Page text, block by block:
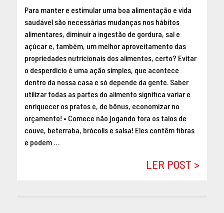
Para manter e estimular uma boa alimentação e vida
saudável são necessárias mudanças nos hábitos
alimentares, diminuir a ingestão de gordura, sal e
açúcar e, também, um melhor aproveitamento das
propriedades nutricionais dos alimentos, certo? Evitar
o desperdício é uma ação simples, que acontece
dentro da nossa casa e só depende da gente. Saber
utilizar todas as partes do alimento significa variar e
enriquecer os pratos e, de bônus, economizar no
orçamento! • Comece não jogando fora os talos de
couve, beterraba, brócolis e salsa! Eles contêm fibras
e podem …
LER POST >